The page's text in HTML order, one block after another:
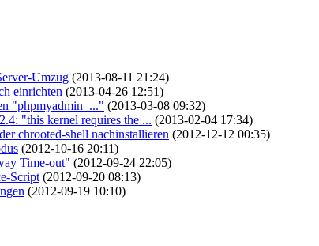
Umzug (2013-08-11 21:24)
einrichten (2013-04-26 12:51)
"phpmyadmin_..." (2013-03-08 09:32)
"this kernel requires the ... (2013-02-04 17:34)
chrooted-shell nachinstallieren (2012-12-12 00:35)
(2012-10-16 20:11)
Time-out" (2012-09-24 22:05)
Script (2012-09-20 08:13)
(2012-09-19 10:10)